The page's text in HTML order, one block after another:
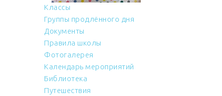
Классы
Группы продлённого дня
Документы
Правила школы
Фотогалерея
Календарь мероприятий
Библиотека
Путешествия